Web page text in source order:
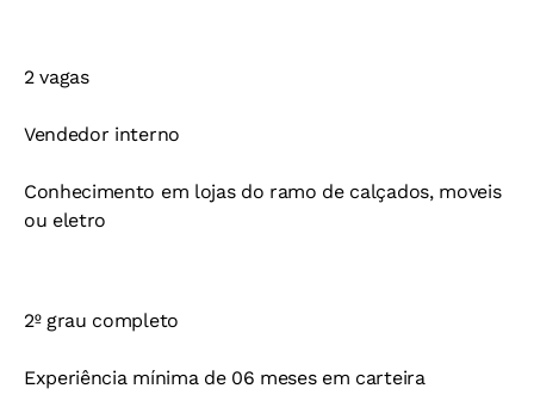
2 vagas
Vendedor interno
Conhecimento em lojas do ramo de calçados, moveis
ou eletro
2º grau completo
Experiência mínima de 06 meses em carteira